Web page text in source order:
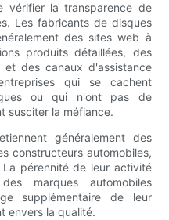
vérifier la transparence de
Les fabricants de disques
des sites web à
produits détaillées, des
des canaux d'assistance
qui se cachent
ou qui n'ont pas de
susciter la méfiance.
généralement des
constructeurs automobiles,
pérennité de leur activité
marques automobiles
supplémentaire de leur
envers la qualité.